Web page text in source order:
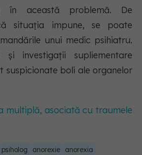
în această problemă. De
situația impune, se poate
unui medic psihiatru.
și investigații supliementare
suspicionate boli ale organelor
multiplă, asociată cu traumele
psiholog anorexie
anorexia